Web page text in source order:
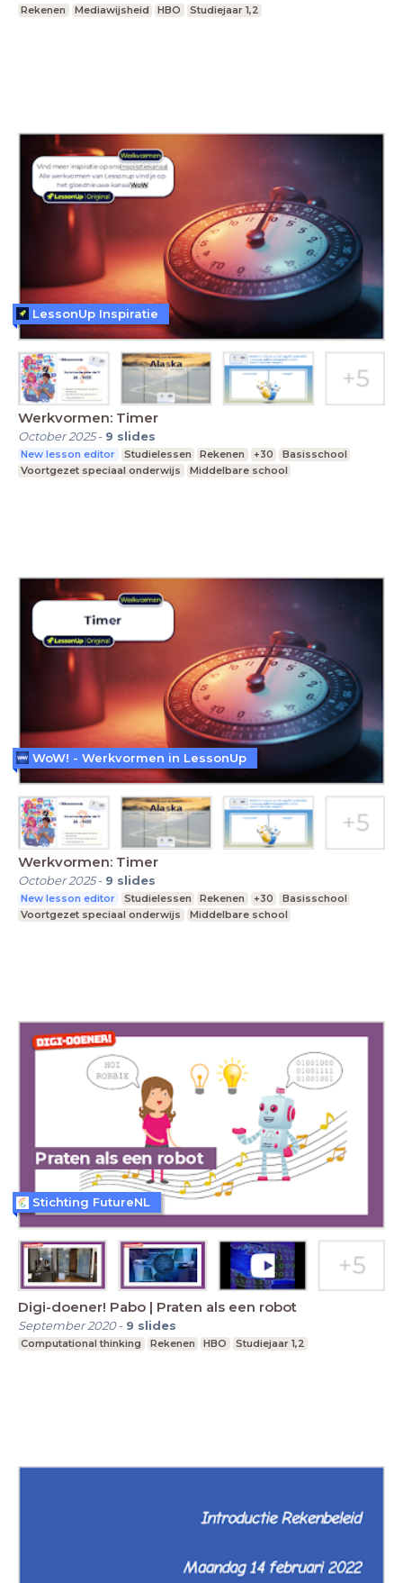
Rekenen Mediawijsheid HBO Studiejaar 1,2
Werkvormen: Timer
October 2025- 9 slides
New lesson editor Studielessen Rekenen +30
Basisschool
Voortgezet speciaal onderwijs
Middelbare school
LessonUp Inspiratie
Werkvormen: Timer
October 2025- 9 slides
New lesson editor Studielessen Rekenen +30
Basisschool
Voortgezet speciaal onderwijs
Middelbare school
WoW! - Werkvormen in LessonUp
Digi-doener! Pabo | Praten als een robot
September 2020- 9 slides
Computational thinking Rekenen HBO Studiejaar 1,2
Stichting FutureNL